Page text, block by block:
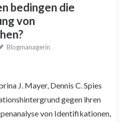
bedingen die
von
Blogmanagerin
J. Mayer, Dennis C. Spies
gegen ihren
von Identifikationen,